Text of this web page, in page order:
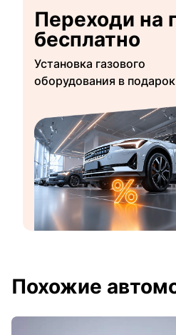
Переходи на
бесплатно
Установка газового
оборудования в подарок
Похожие